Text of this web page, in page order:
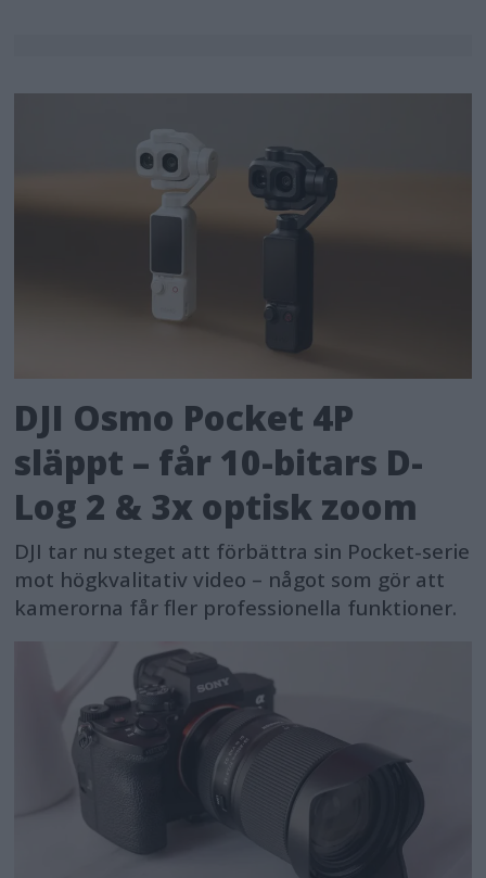
DJI Osmo Pocket 4P
släppt – får 10-bitars D-
Log 2 & 3x optisk zoom
DJI tar nu steget att förbättra sin Pocket-serie
mot högkvalitativ video – något som gör att
kamerorna får fler professionella funktioner.